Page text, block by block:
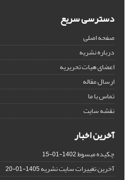
دسترسی سریع
صفحه اصلی
درباره نشریه
اعضای هیات تحریریه
ارسال مقاله
تماس با ما
نقشه سایت
آخرین اخبار
چکیده مبسوط1402-01-15
آخرین تغییرات سایت نشریه1405-01-20